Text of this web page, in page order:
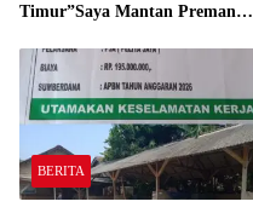
Timur”Saya Mantan Preman
Gadingrejo Tahun 2000″
BERITA